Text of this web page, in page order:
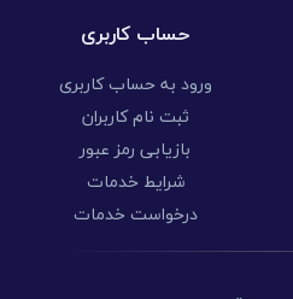
حساب کاربری
ورود به حساب کاربری
ثبت نام کاربران
بازیابی رمز عبور
شرایط خدمات
درخواست خدمات